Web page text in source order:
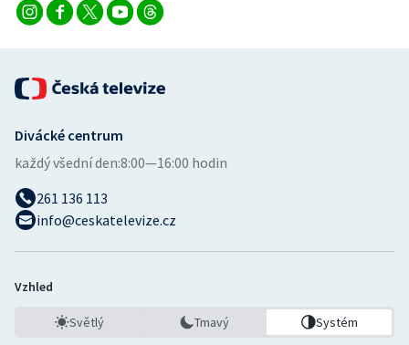
Divácké centrum
každý všední den:8:00—16:00 hodin
261 136 113
info@ceskatelevize.cz
Vzhled
Světlý Tmavý Systém